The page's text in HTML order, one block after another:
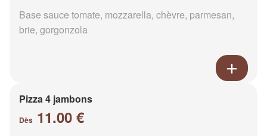
Base sauce tomate, mozzarella, chèvre, parmesan,
brie, gorgonzola
Pizza 4 jambons
Dès 11.00 €